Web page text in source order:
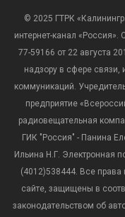
© 2025 ГТРК
интернет-канал
77-59166 от 22 августа
надзору в сфере
коммуникаций.
предприятие
радиовещательная
ГИК "Россия" - Панина
Ильина Н.Г. Электронная
(4012)538444. Все
сайте, защищены в
законодательством об